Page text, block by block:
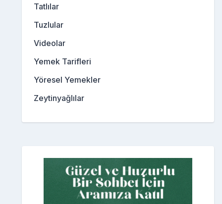
Tatlılar
Tuzlular
Videolar
Yemek Tarifleri
Yöresel Yemekler
Zeytinyağlılar